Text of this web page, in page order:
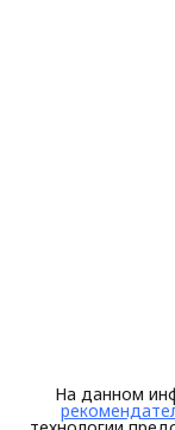
На данном